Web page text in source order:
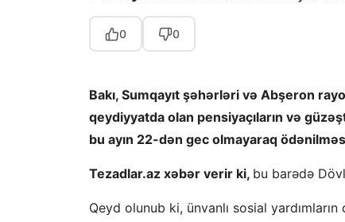
0 0
Bakı, Sumqayıt şəhərləri və Abşeron
qeydiyyatda olan pensiyaçıların və
bu ayın 22-dən gec olmayaraq
Tezadlar.az xəbər verir ki, bu barədə
Qeyd olunub ki, ünvanlı sosial